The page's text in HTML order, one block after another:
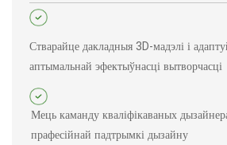
Стварайце дакладныя 3D-мадэлі і
аптымальнай эфектыўнасці вытворчасці
Мець каманду кваліфікаваных
прафесійнай падтрымкі дызайну